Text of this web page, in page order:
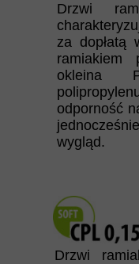
Drzwi
Drzwi
za dopłatą
ramiakiem
okleina
odporność
wygląd.